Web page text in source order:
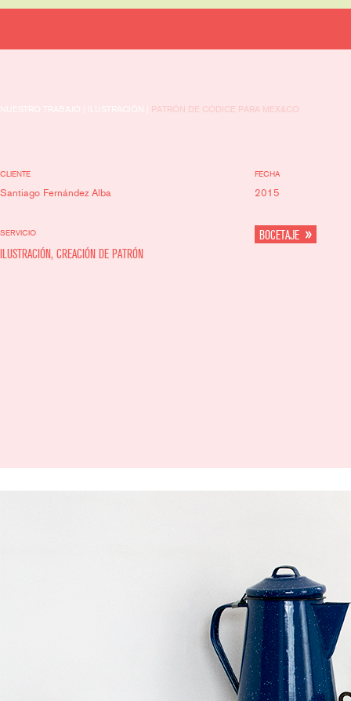
NUESTRO TRABAJO | ILUSTRACIÓN | PATRÓN DE CÓDICE PARA MEX&CO
CLIENTE
Santiago Fernández Alba
SERVICIO
ILUSTRACIÓN, CREACIÓN DE PATRÓN
FECHA
2015
BOCETAJE